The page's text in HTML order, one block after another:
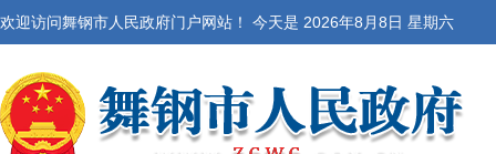
欢迎访问舞钢市人民政府门户网站！ 今天是 2026年8月8日 星期六